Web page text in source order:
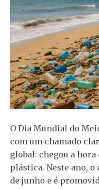
O Dia Mundial do
com um chamado
global: chegou a
plástica. Neste ano,
de junho e é